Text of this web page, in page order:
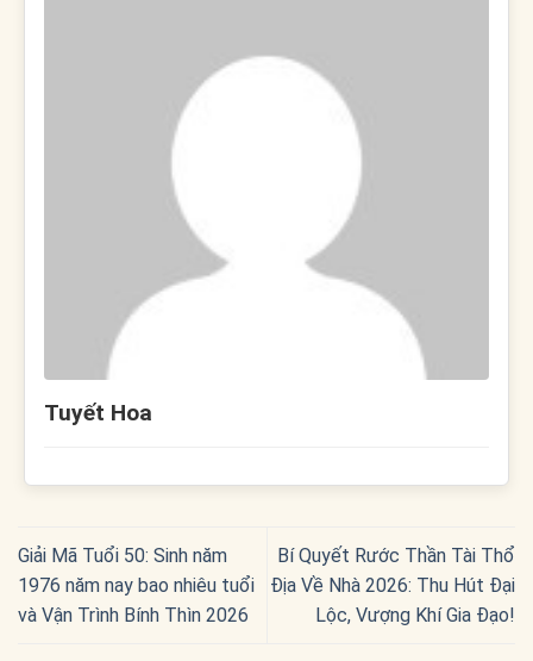
Tuyết Hoa
Giải Mã Tuổi 50: Sinh năm
1976 năm nay bao nhiêu tuổi
và Vận Trình Bính Thìn 2026
Bí Quyết Rước Thần Tài Thổ
Địa Về Nhà 2026: Thu Hút Đại
Lộc, Vượng Khí Gia Đạo!